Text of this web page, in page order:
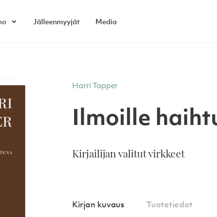
Open child menu
Jälleenmyyjät Media
Harri Tapper
Ilmoille
Kirjailijan valitut virkkeet
Kirjan kuvaus Tuotetiedot